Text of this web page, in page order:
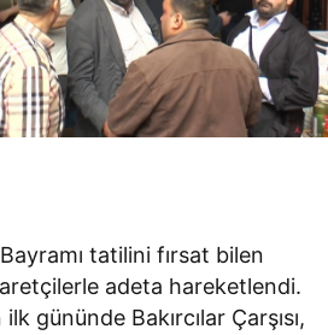
tatilini fırsat bilen
adeta hareketlendi.
ilk gününde Bakırcılar Çarşısı,